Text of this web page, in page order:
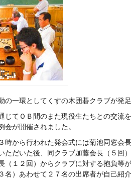
の一環としてくすの木囲碁クラブが発足
じてＯＢ間のまた現役生たちとの交流
会が開催されました。
時から行われた発会式には菊池同窓会
ただいた後、同クラブ加藤会長（５回
（１２回）からクラブに対する抱負等
名）あわせて２７名の出席者が自己紹介